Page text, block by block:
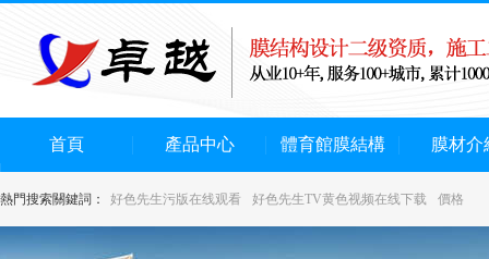
首頁 產品中心 體育館膜結構 膜材介
熱門搜索關鍵詞： 好色先生污版在线观看 好色先生TV黄色视频在线下载 價格